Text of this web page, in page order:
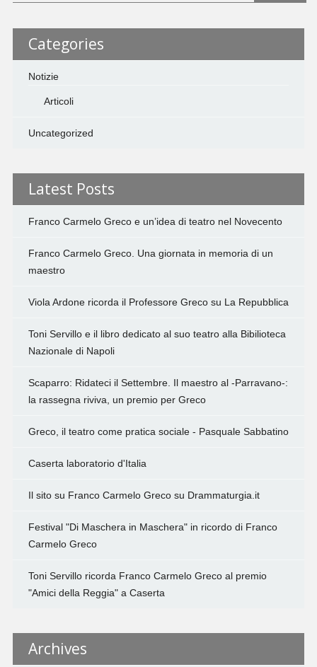
Categories
Notizie
Articoli
Uncategorized
Latest Posts
Franco Carmelo Greco e un’idea di teatro nel Novecento
Franco Carmelo Greco. Una giornata in memoria di un
maestro
Viola Ardone ricorda il Professore Greco su La Repubblica
Toni Servillo e il libro dedicato al suo teatro alla Bibilioteca
Nazionale di Napoli
Scaparro: Ridateci il Settembre. Il maestro al -Parravano-:
la rassegna riviva, un premio per Greco
Greco, il teatro come pratica sociale - Pasquale Sabbatino
Caserta laboratorio d'Italia
Il sito su Franco Carmelo Greco su Drammaturgia.it
Festival "Di Maschera in Maschera" in ricordo di Franco
Carmelo Greco
Toni Servillo ricorda Franco Carmelo Greco al premio
"Amici della Reggia" a Caserta
Archives